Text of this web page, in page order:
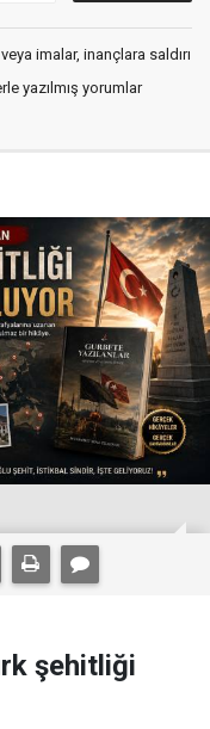
imalar, inançlara saldırı
yazılmış yorumlar
şehitliği